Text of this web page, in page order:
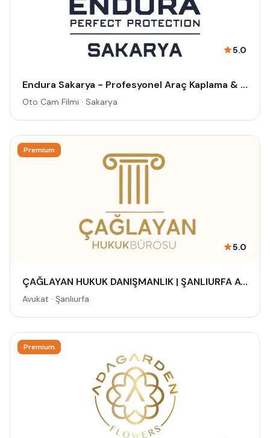
5.0
Endura Sakarya - Profesyonel Araç Kaplama & Cam Filmi Uygulama Merkezi
Oto Cam Filmi · Sakarya
Premium
5.0
ÇAĞLAYAN HUKUK DANIŞMANLIK | ŞANLIURFA AVUKAT
Avukat · Şanlıurfa
Premium